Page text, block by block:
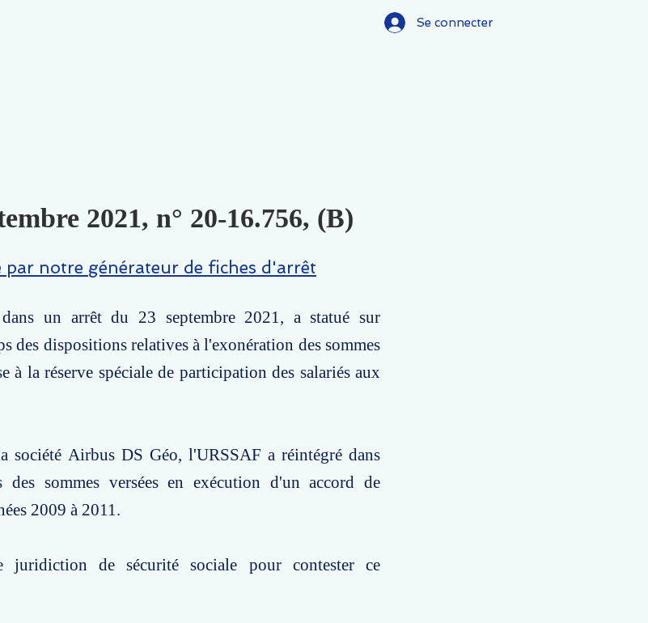
Se connecter
2021, n° 20-16.756, (B)
par notre générateur de fiches d'arrêt
un arrêt du 23 septembre 2021, a statué sur
des dispositions relatives à l'exonération des sommes
à la réserve spéciale de participation des salariés aux
société Airbus DS Géo, l'URSSAF a réintégré dans
des sommes versées en exécution d'un accord de
2009 à 2011.
juridiction de sécurité sociale pour contester ce